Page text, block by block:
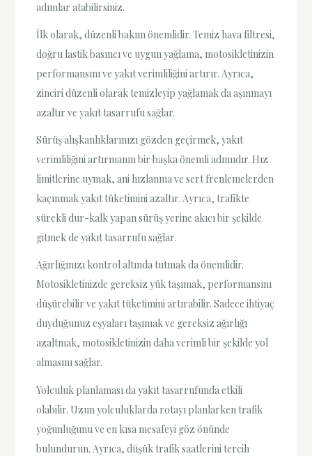
adımlar atabilirsiniz.
İlk olarak, düzenli bakım önemlidir. Temiz hava filtresi,
doğru lastik basıncı ve uygun yağlama, motosikletinizin
performansını ve yakıt verimliliğini artırır. Ayrıca,
zinciri düzenli olarak temizleyip yağlamak da aşınmayı
azaltır ve yakıt tasarrufu sağlar.
Sürüş alışkanlıklarınızı gözden geçirmek, yakıt
verimliliğini artırmanın bir başka önemli adımıdır. Hız
limitlerine uymak, ani hızlanma ve sert frenlemelerden
kaçınmak yakıt tüketimini azaltır. Ayrıca, trafikte
sürekli dur-kalk yapan sürüş yerine akıcı bir şekilde
gitmek de yakıt tasarrufu sağlar.
Ağırlığınızı kontrol altında tutmak da önemlidir.
Motosikletinizde gereksiz yük taşımak, performansını
düşürebilir ve yakıt tüketimini artırabilir. Sadece ihtiyaç
duyduğunuz eşyaları taşımak ve gereksiz ağırlığı
azaltmak, motosikletinizin daha verimli bir şekilde yol
almasını sağlar.
Yolculuk planlaması da yakıt tasarrufunda etkili
olabilir. Uzun yolculuklarda rotayı planlarken trafik
yoğunluğunu ve en kısa mesafeyi göz önünde
bulundurun. Ayrıca, düşük trafik saatlerini tercih